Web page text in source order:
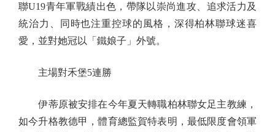
聯U19青年軍戰績出色，帶隊以崇尚進攻、追求活力及
統治力、同時也注重控球的風格，深得柏林聯球迷喜
愛，並對她冠以「鐵娘子」外號。
主場對禾堡5連勝
伊蒂原被安排在今年夏天轉職柏林聯女足主教練，
如今升格教德甲，體育總監賀特表明，最低限度會領軍